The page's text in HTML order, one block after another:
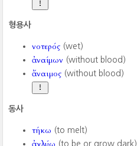
형용사
νοτερός (wet)
ἀναίμων (without blood)
ἄναιμος (without blood)
동사
τήκω (to melt)
(to be or grow dark)